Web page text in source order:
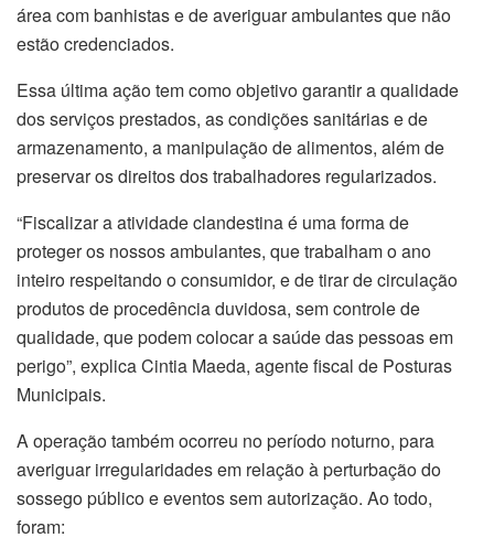
área com banhistas e de averiguar ambulantes que não
estão credenciados.
Essa última ação tem como objetivo garantir a qualidade
dos serviços prestados, as condições sanitárias e de
armazenamento, a manipulação de alimentos, além de
preservar os direitos dos trabalhadores regularizados.
“Fiscalizar a atividade clandestina é uma forma de
proteger os nossos ambulantes, que trabalham o ano
inteiro respeitando o consumidor, e de tirar de circulação
produtos de procedência duvidosa, sem controle de
qualidade, que podem colocar a saúde das pessoas em
perigo”, explica Cintia Maeda, agente fiscal de Posturas
Municipais.
A operação também ocorreu no período noturno, para
averiguar irregularidades em relação à perturbação do
sossego público e eventos sem autorização. Ao todo,
foram: